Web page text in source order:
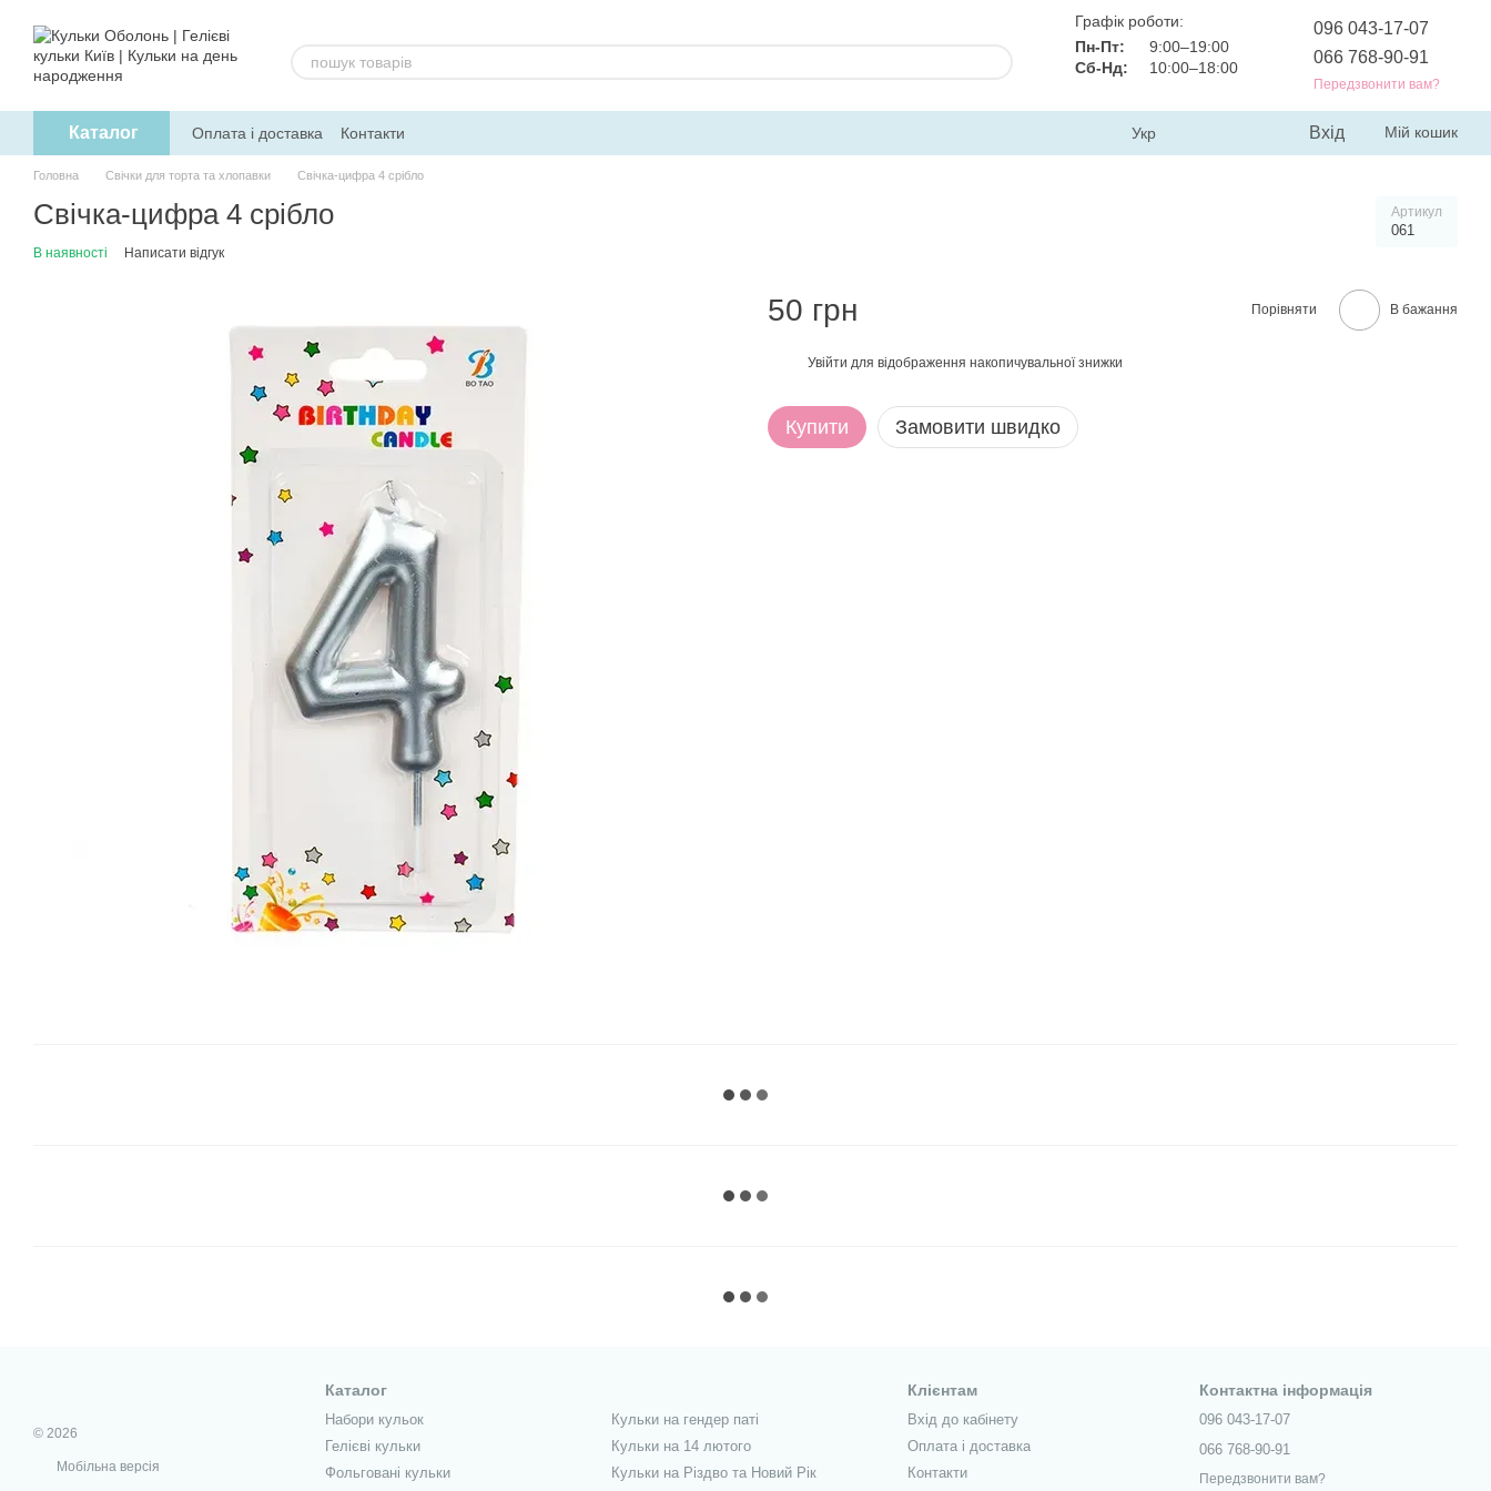
Графік роботи:
Пн-Пт:
9:00–19:00
Сб-Нд:
10:00–18:00
096 043-17-07
066 768-90-91
Передзвонити вам?
Каталог Оплата і доставка Контакти Укр Вхід Мій кошик
Головна Свічки для торта та хлопавки Свічка-цифра 4 срібло
Свічка-цифра 4 срібло Артикул
061
В наявності Написати відгук
50 грн Порівняти В бажання
Увійти для відображення накопичувальної знижки
Купити Замовити швидко
© 2026
Мобільна версія
Каталог
Набори кульок
Гелієві кульки
Фольговані кульки
Кульки на гендер паті
Кульки на 14 лютого
Кульки на Різдво та Новий Рік
Клієнтам
Вхід до кабінету
Оплата і доставка
Контакти
Контактна інформація
096 043-17-07
066 768-90-91
Передзвонити вам?